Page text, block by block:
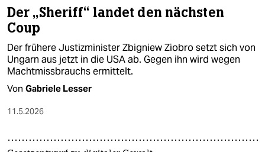
Der „Sheriff“ landet den nächsten
Coup
Der frühere Justizminister Zbigniew Ziobro setzt sich von
Ungarn aus jetzt in die USA ab. Gegen ihn wird wegen
Machtmissbrauchs ermittelt.
Von Gabriele Lesser
11.5.2026